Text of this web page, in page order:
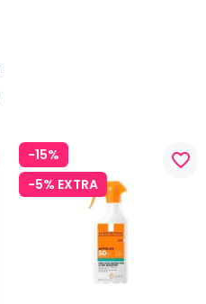
-15%
-5% EXTRA
favorite_border